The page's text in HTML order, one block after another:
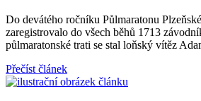
Do devátého ročníku Půlmaratonu
zaregistrovalo do všech běhů 1713
půlmaratonské trati se stal loňský vítěz
Přečíst článek